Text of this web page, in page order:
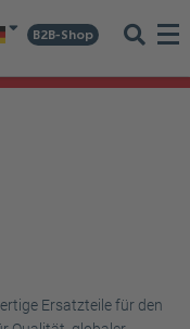
B2B-Shop
Ersatzteile für den